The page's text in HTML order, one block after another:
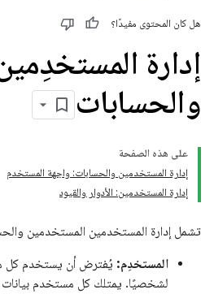
هل كان المحتوى مفيدًا؟
إدارة
والحسابات
على هذه الصفحة
إدارة المستخدمين والحسابات: واجهة المستخدم
إدارة المستخدمين: الأدوار والقيود
تشمل إدارة المستخدمين المستخدمين
المستخدِم: يُفترض أن يستخدم كل
لشخصيًا. يمتلك كل مستخدم